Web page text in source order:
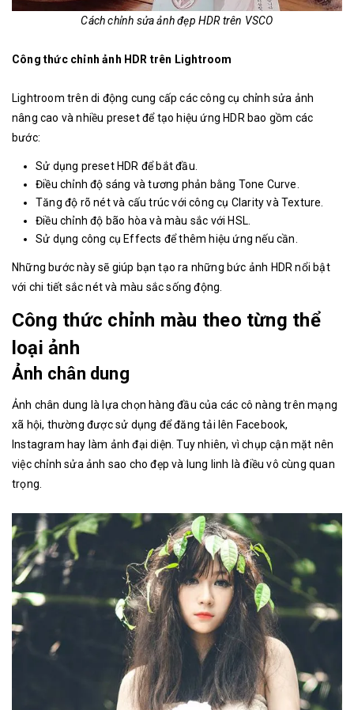
Cách chỉnh sửa ảnh đẹp HDR trên VSCO
Công thức chỉnh ảnh HDR trên Lightroom
Lightroom trên di động cung cấp các công cụ chỉnh sửa ảnh
nâng cao và nhiều preset để tạo hiệu ứng HDR bao gồm các
bước:
Sử dụng preset HDR để bắt đầu.
Điều chỉnh độ sáng và tương phản bằng Tone Curve.
Tăng độ rõ nét và cấu trúc với công cụ Clarity và Texture.
Điều chỉnh độ bão hòa và màu sắc với HSL.
Sử dụng công cụ Effects để thêm hiệu ứng nếu cần.
Những bước này sẽ giúp bạn tạo ra những bức ảnh HDR nổi bật
với chi tiết sắc nét và màu sắc sống động.
Công thức chỉnh màu theo từng thể
loại ảnh
Ảnh chân dung
Ảnh chân dung là lựa chọn hàng đầu của các cô nàng trên mạng
xã hội, thường được sử dụng để đăng tải lên Facebook,
Instagram hay làm ảnh đại diện. Tuy nhiên, vì chụp cận mặt nên
việc chỉnh sửa ảnh sao cho đẹp và lung linh là điều vô cùng quan
trọng.